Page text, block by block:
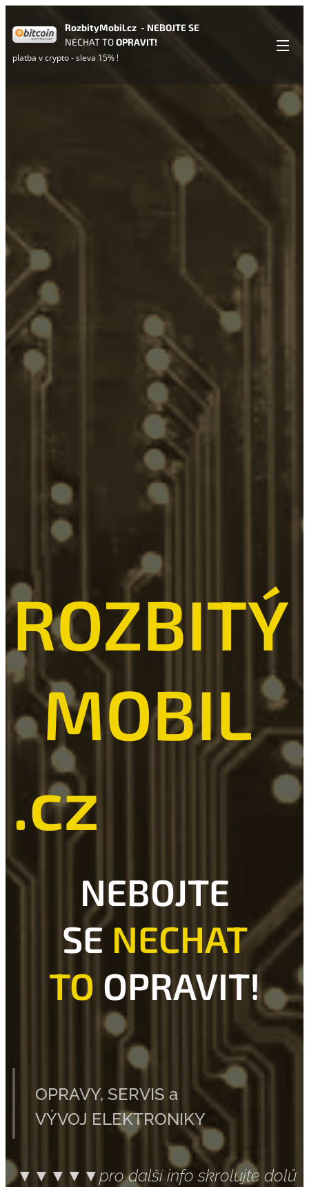
RozbityMobil.cz - NEBOJTESE
NECHAT TOOPRAVIT!
platba v crypto - sleva 15% !
ROZBITÝ
MOBIL
.cz
NEBOJTE
SE NECHAT
TO OPRAVIT!
OPRAVY, SERVIS a
VÝVOJ ELEKTRONIKY
▼▼▼▼▼pro další info skrolujte dolů